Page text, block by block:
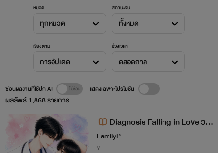
หมวด
ทุกหมวด
สถานะจบ
ทั้งหมด
เรียงตาม
การอัปเดต
ช่วงเวลา
ตลอดกาล
ผลลัพธ์1,868รายการ
ซ่อนผลงานที่ใช้ปก AI แสดงเฉพาะโปรโมชัน
Diagnosis Falling in Love วินิ
จฉัยหัวใจ นายไอดอลตัวร้าย
FamilyP
Y